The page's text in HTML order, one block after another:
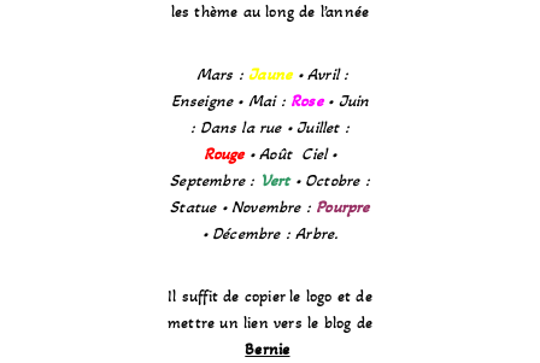
les thème au long de l’année
Mars :Jaune • Avril :
Enseigne • Mai : Rose• Juin
: Dans la rue • Juillet :
Rouge• Août Ciel •
Septembre : Vert • Octobre :
Statue • Novembre : Pourpre
• Décembre : Arbre.
Il suffit de copier le logo et de
mettre un lien vers le blog de
Bernie